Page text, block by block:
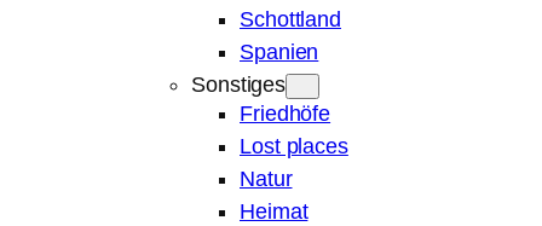
Schottland
Spanien
Sonstiges
Friedhöfe
Lost places
Natur
Heimat